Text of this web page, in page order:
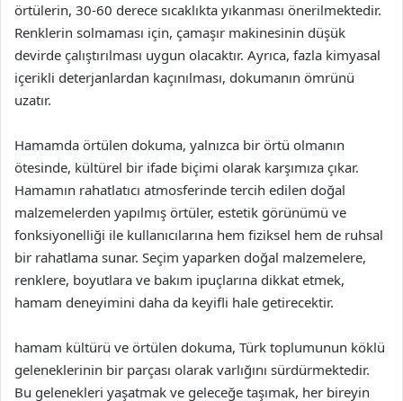
örtülerin, 30-60 derece sıcaklıkta yıkanması önerilmektedir.
Renklerin solmaması için, çamaşır makinesinin düşük
devirde çalıştırılması uygun olacaktır. Ayrıca, fazla kimyasal
içerikli deterjanlardan kaçınılması, dokumanın ömrünü
uzatır.
Hamamda örtülen dokuma, yalnızca bir örtü olmanın
ötesinde, kültürel bir ifade biçimi olarak karşımıza çıkar.
Hamamın rahatlatıcı atmosferinde tercih edilen doğal
malzemelerden yapılmış örtüler, estetik görünümü ve
fonksiyonelliği ile kullanıcılarına hem fiziksel hem de ruhsal
bir rahatlama sunar. Seçim yaparken doğal malzemelere,
renklere, boyutlara ve bakım ipuçlarına dikkat etmek,
hamam deneyimini daha da keyifli hale getirecektir.
hamam kültürü ve örtülen dokuma, Türk toplumunun köklü
geleneklerinin bir parçası olarak varlığını sürdürmektedir.
Bu gelenekleri yaşatmak ve geleceğe taşımak, her bireyin